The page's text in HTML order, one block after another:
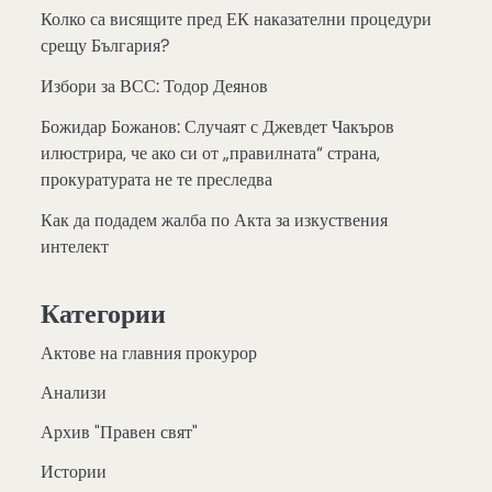
Колко са висящите пред ЕК наказателни процедури
срещу България?
Избори за ВСС: Тодор Деянов
Божидар Божанов: Случаят с Джевдет Чакъров
илюстрира, че ако си от „правилната“ страна,
прокуратурата не те преследва
Как да подадем жалба по Акта за изкуствения
интелект
Категории
Актове на главния прокурор
Анализи
Архив "Правен свят"
Истории